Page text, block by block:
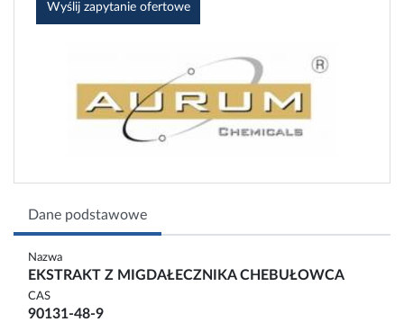
Wyślij zapytanie ofertowe
Dane podstawowe
Nazwa
EKSTRAKT Z MIGDAŁECZNIKA CHEBUŁOWCA
CAS
90131-48-9